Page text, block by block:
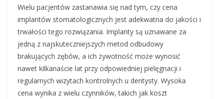
Wielu pacjentów zastanawia się nad tym, czy cena
implantów stomatologicznych jest adekwatna do jakości i
trwałości tego rozwiązania. Implanty są uznawane za
jedną z najskuteczniejszych metod odbudowy
brakujących zębów, a ich żywotność może wynosić
nawet kilkanaście lat przy odpowiedniej pielęgnacji i
regularnych wizytach kontrolnych u dentysty. Wysoka
cena wynika z wielu czynników, takich jak koszt